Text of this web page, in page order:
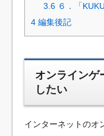
3.6 ６．「
4 編集後記
オンラインゲ
したい
インターネットのオ